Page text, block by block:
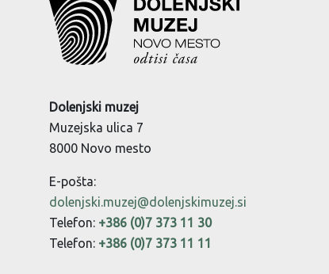
Dolenjski muzej
Muzejska ulica 7
8000 Novo mesto
E-pošta:
dolenjski.muzej@dolenjskimuzej.si
Telefon: +386 (0)7 373 11 30
Telefon: +386 (0)7 373 11 11